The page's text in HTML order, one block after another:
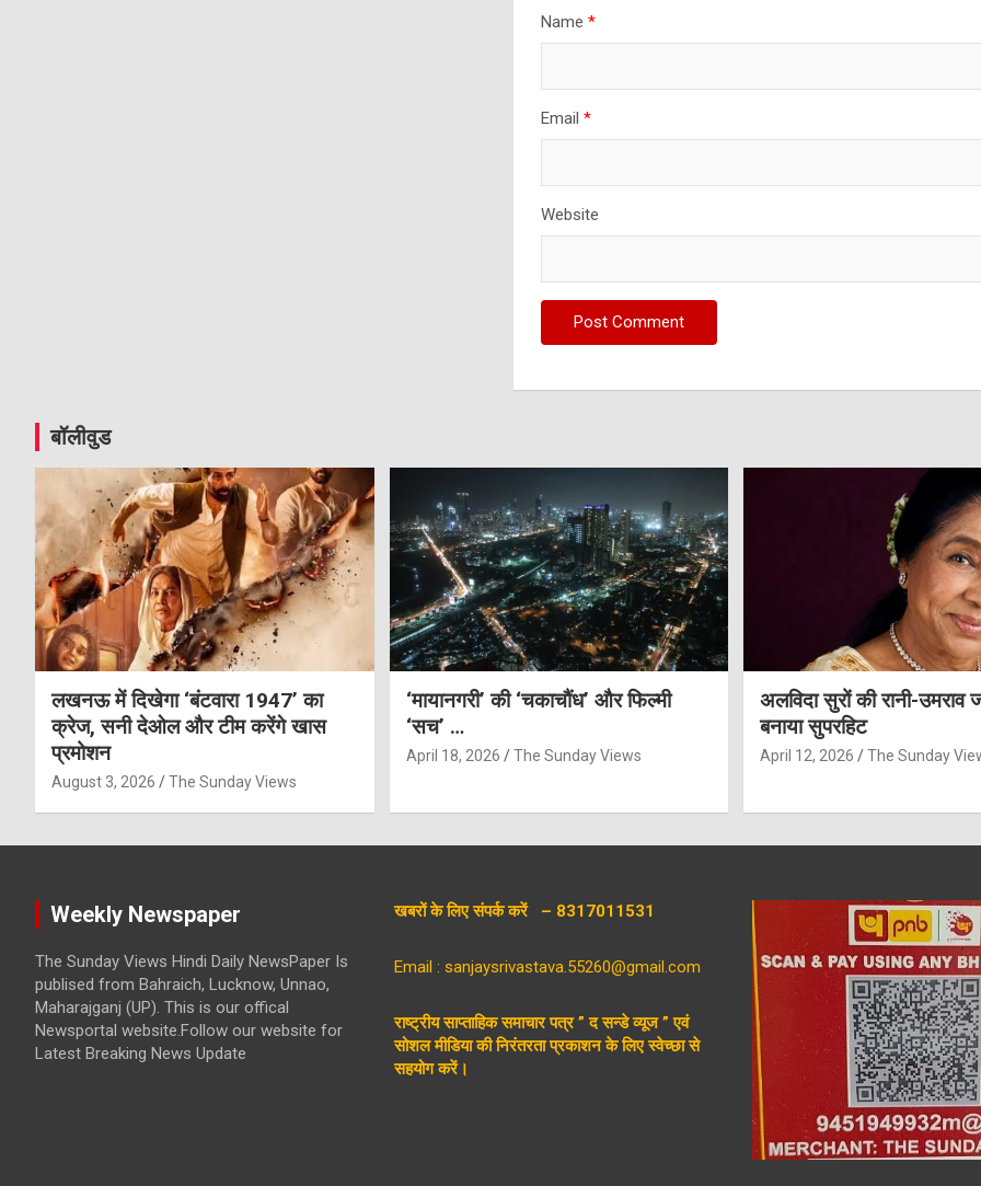
Name *
Email *
Website
बॉलीवुड
लखनऊ में दिखेगा ‘बंटवारा 1947’ का
क्रेज, सनी देओल और टीम करेंगे खास
प्रमोशन
August 3, 2026 The Sunday Views
‘मायानगरी’ की ‘चकाचौंध’ और फिल्मी
‘सच’ …
April 18, 2026 The Sunday Views
अलविदा सुरों की रानी-उमराव
बनाया सुपरहिट
April 12, 2026 The Sunday
Weekly Newspaper
The Sunday Views Hindi Daily NewsPaper Is
publised from Bahraich, Lucknow, Unnao,
Maharajganj (UP). This is our offical
Newsportal website.Follow our website for
Latest Breaking News Update
खबरों के लिए संपर्क करें – 8317011531
Email : sanjaysrivastava.55260@gmail.com
राष्ट्रीय साप्ताहिक समाचार पत्र ” द सन्डे व्यूज ” एवं
सोशल मीडिया की निरंतरता प्रकाशन के लिए स्वेच्छा से
सहयोग करें।